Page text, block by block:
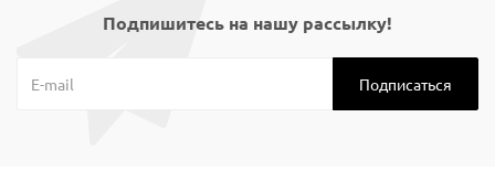
Подпишитесь на нашу рассылку!